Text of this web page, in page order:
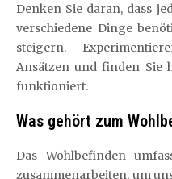
Denken Sie daran, dass
verschiedene Dinge
steigern.
Ansätzen und finden Sie
funktioniert.
Was gehört zum
Das Wohlbefinden
zusammenarbeiten, um